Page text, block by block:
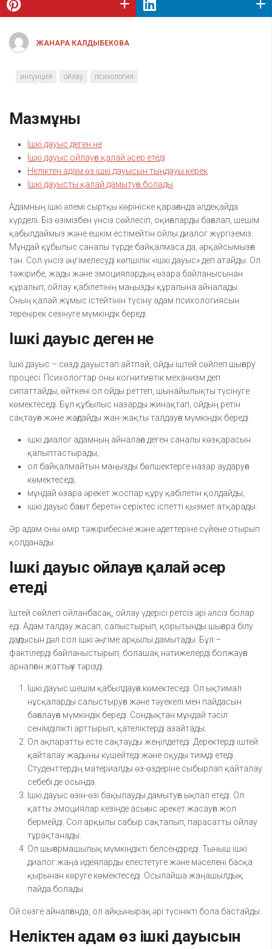
ЖАНАРА КАЛДЫБЕКОВА
интуиция ойлау психология
Мазмұны
Ішкі дауыс деген не
Ішкі дауыс ойлауға қалай әсер етеді
Неліктен адам өз ішкі дауысын тыңдауы керек
Ішкі дауысты қалай дамытуға болады
Адамның ішкі әлемі сыртқы көрініске қарағанда әлдеқайда
күрделі. Біз өзімізбен үнсіз сөйлесіп, оқиғаларды бағалап, шешім
қабылдаймыз және ешкім естімейтін ойлы диалог жүргіземіз.
Мұндай құбылыс саналы түрде байқалмаса да, әрқайсымызға
тән. Сол үнсіз әңгімелесуді көпшілік «ішкі дауыс» деп атайды. Ол
тәжірибе, жады және эмоциялардың өзара байланысынан
құралып, ойлау қабілетінің маңызды құралына айналады.
Оның қалай жұмыс істейтінін түсіну адам психологиясын
тереңірек сезінуге мүмкіндік береді.
Ішкі дауыс деген не
Ішкі дауыс – сөзді дауыстап айтпай, ойды іштей сөйлеп шығару
процесі. Психологтар оны когнитивтік механизм деп
сипаттайды, өйткені ол ойды реттеп, шынайылықты түсінуге
көмектеседі. Бұл құбылыс назарды жинақтап, ойдың ретін
сақтауға және жағдайды жан-жақты талдауға мүмкіндік береді.
ішкі диалог адамның айналаға деген саналы көзқарасын
қалыптастырады;
ол байқалмайтын маңызды бөлшектерге назар аударуға
көмектеседі;
мұндай өзара әрекет жоспар құру қабілетін қолдайды;
ішкі дауыс бағыт беретін серіктес іспетті қызмет атқарады.
Әр адам оны өмір тәжірибесіне және әдеттеріне сүйене отырып
қолданады.
Ішкі дауыс ойлауға қалай әсер
етеді
Іштей сөйлеп ойланбасақ, ойлау үдерісі ретсіз әрі әлсіз болар
еді. Адам талдау жасап, салыстырып, қорытынды шығара білу
дағдысын дәл сол ішкі әңгіме арқылы дамытады. Бұл –
фактілерді байланыстырып, болашақ нәтижелерді болжауға
арналған жаттығу тәрізді.
Ішкі дауыс шешім қабылдауға көмектеседі. Ол ықтимал
нұсқаларды салыстыруға және тәуекелі мен пайдасын
бағалауға мүмкіндік береді. Сондықтан мұндай тәсіл
сенімділікті арттырып, қателіктерді азайтады.
Ол ақпаратты есте сақтауды жеңілдетеді. Деректерді іштей
қайталау жадыны күшейтеді және оқуды тиімді етеді.
Студенттердің материалды өз-өздеріне сыбырлап қайталау
себебі де осында.
Ішкі дауыс өзін-өзі бақылауды дамытуға ықпал етеді. Ол
қатты эмоциялар кезінде асығыс әрекет жасауға жол
бермейді. Сол арқылы сабыр сақталып, парасатты ойлау
тұрақтанады.
Ол шығармашылық мүмкіндікті белсендіреді. Тыныш ішкі
диалог жаңа идеяларды елестетуге және мәселені басқа
қырынан көруге көмектеседі. Осылайша жаңашылдық
пайда болады.
Ой сөзге айналғанда, ол айқынырақ әрі түсінікті бола бастайды.
Неліктен адам өз ішкі дауысын